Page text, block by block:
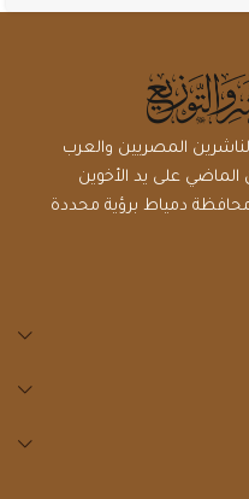
المصريين والعرب
على يد الأخوين
دمياط برؤية محددة